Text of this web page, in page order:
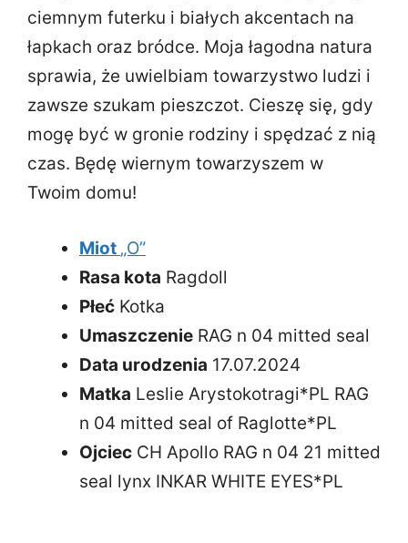
ciemnym futerku i białych akcentach na
łapkach oraz bródce. Moja łagodna natura
sprawia, że uwielbiam towarzystwo ludzi i
zawsze szukam pieszczot. Cieszę się, gdy
mogę być w gronie rodziny i spędzać z nią
czas. Będę wiernym towarzyszem w
Twoim domu!
Miot „O”
Rasa kota Ragdoll
Płeć Kotka
Umaszczenie RAG n 04 mitted seal
Data urodzenia 17.07.2024
Matka Leslie Arystokotragi*PL RAG
n 04 mitted seal of Raglotte*PL
Ojciec CH Apollo RAG n 04 21 mitted
seal lynx INKAR WHITE EYES*PL